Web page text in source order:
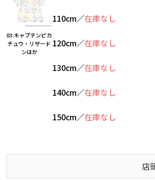
03:キャプテンピカ
チュウ・リザード
ンほか
110cm／在庫なし
120cm／在庫なし
130cm／在庫なし
140cm／在庫なし
150cm／在庫なし
店